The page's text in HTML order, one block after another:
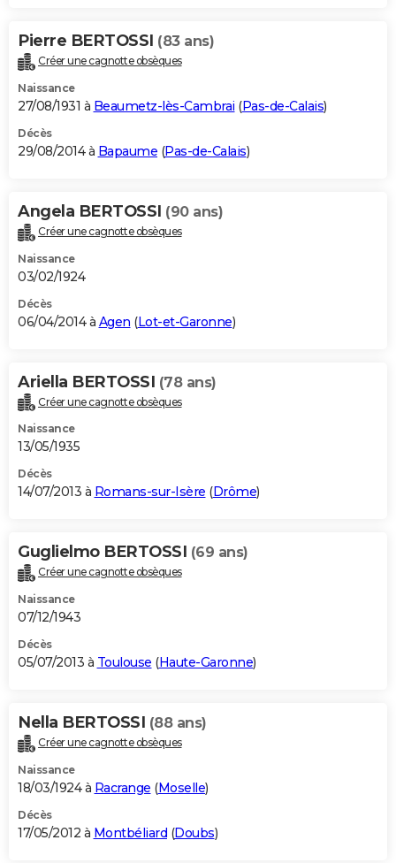
Pierre BERTOSSI (83 ans)
Créer une cagnotte obsèques
Naissance
27/08/1931 à Beaumetz-lès-Cambrai (Pas-de-Calais)
Décès
29/08/2014 à Bapaume (Pas-de-Calais)
Angela BERTOSSI (90 ans)
Créer une cagnotte obsèques
Naissance
03/02/1924
Décès
06/04/2014 à Agen (Lot-et-Garonne)
Ariella BERTOSSI (78 ans)
Créer une cagnotte obsèques
Naissance
13/05/1935
Décès
14/07/2013 à Romans-sur-Isère (Drôme)
Guglielmo BERTOSSI (69 ans)
Créer une cagnotte obsèques
Naissance
07/12/1943
Décès
05/07/2013 à Toulouse (Haute-Garonne)
Nella BERTOSSI (88 ans)
Créer une cagnotte obsèques
Naissance
18/03/1924 à Racrange (Moselle)
Décès
17/05/2012 à Montbéliard (Doubs)